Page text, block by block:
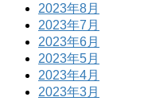
2023年8月
2023年7月
2023年6月
2023年5月
2023年4月
2023年3月